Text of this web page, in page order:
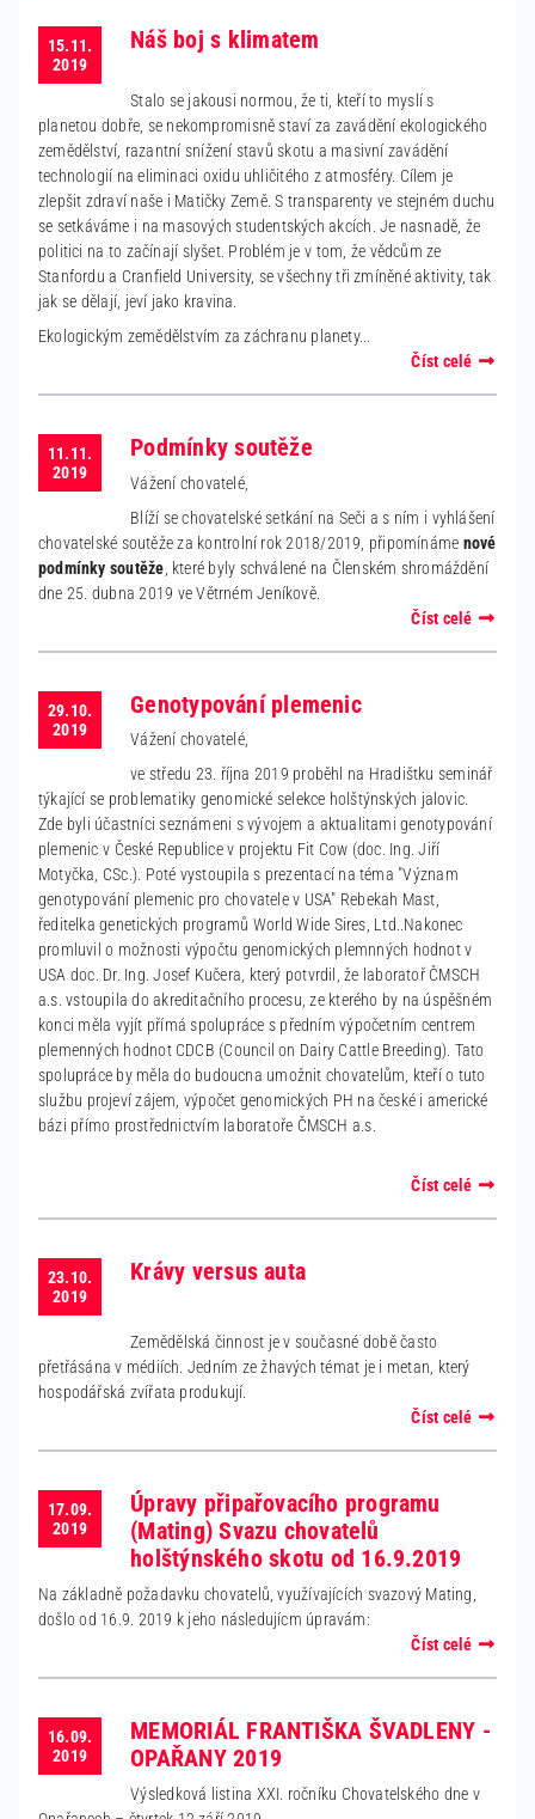
15.11.
2019
Náš boj s klimatem
Stalo se jakousi normou, že ti, kteří to myslí s
planetou dobře, se nekompromisně staví za zavádění ekologického
zemědělství, razantní snížení stavů skotu a masivní zavádění
technologií na eliminaci oxidu uhličitého z atmosféry. Cílem je
zlepšit zdraví naše i Matičky Země. S transparenty ve stejném duchu
se setkáváme i na masových studentských akcích. Je nasnadě, že
politici na to začínají slyšet. Problém je v tom, že vědcům ze
Stanfordu a Cranfield University, se všechny tři zmíněné aktivity, tak
jak se dělají, jeví jako kravina.
Ekologickým zemědělstvím za záchranu planety...
Číst celé
11.11.
2019
Podmínky soutěže
Vážení chovatelé,
Blíží se chovatelské setkání na Seči a s ním i vyhlášení
chovatelské soutěže za kontrolní rok 2018/2019, připomínáme nové
podmínky soutěže , které byly schválené na Členském shromáždění
dne 25. dubna 2019 ve Větrném Jeníkově.
Číst celé
29.10.
2019
Genotypování plemenic
Vážení chovatelé,
ve středu 23. října 2019 proběhl na Hradištku seminář
týkající se problematiky genomické selekce holštýnských jalovic.
Zde byli účastníci seznámeni s vývojem a aktualitami genotypování
plemenic v České Republice v projektu Fit Cow (doc. Ing. Jiří
Motyčka, CSc.). Poté vystoupila s prezentací na téma "Význam
genotypování plemenic pro chovatele v USA" Rebekah Mast,
ředitelka genetických programů World Wide Sires, Ltd..Nakonec
promluvil o možnosti výpočtu genomických plemnných hodnot v
USA doc. Dr. Ing. Josef Kučera, který potvrdil, že laboratoř ČMSCH
a.s. vstoupila do akreditačního procesu, ze kterého by na úspěšném
konci měla vyjít přímá spolupráce s předním výpočetním centrem
plemenných hodnot CDCB (Council on Dairy Cattle Breeding). Tato
spolupráce by měla do budoucna umožnit chovatelům, kteří o tuto
službu projeví zájem, výpočet genomických PH na české i americké
bázi přímo prostřednictvím laboratoře ČMSCH a.s.
Číst celé
23.10.
2019
Krávy versus auta
Zemědělská činnost je v současné době často
přetřásána v médiích. Jedním ze žhavých témat je i metan, který
hospodářská zvířata produkují.
Číst celé
17.09.
2019
Úpravy připařovacího programu
(Mating) Svazu chovatelů
holštýnského skotu od 16.9.2019
Na základně požadavku chovatelů, využívajících svazový Mating,
došlo od 16.9. 2019 k jeho následujícm úpravám:
Číst celé
16.09.
2019
MEMORIÁL FRANTIŠKA ŠVADLENY -
OPAŘANY 2019
Výsledková listina XXI. ročníku Chovatelského dne v